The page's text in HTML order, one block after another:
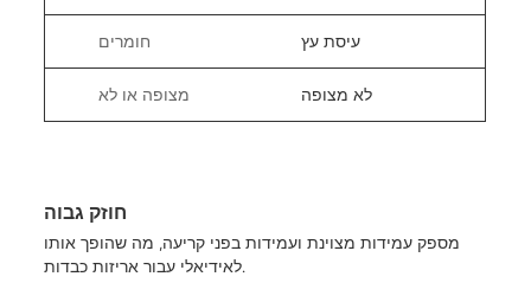
חומרים עיסת עץ
מצופה או לא לא מצופה
חוזק גבוה
מספק עמידות מצוינת ועמידות בפני קריעה, מה שהופך אותו
לאידיאלי עבור אריזות כבדות.